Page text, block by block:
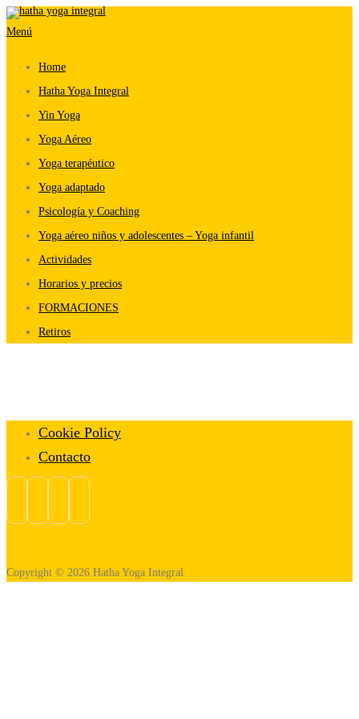
Saltar
al
Menú
Home
Hatha Yoga Integral
Yin Yoga
Yoga Aéreo
Yoga terapéutico
Yoga adaptado
Psicología y Coaching
Yoga aéreo niños y adolescentes – Yoga infantil
Actividades
Horarios y precios
FORMACIONES
Retiros
Cookie Policy
Contacto
Copyright © 2026 Hatha Yoga Integral